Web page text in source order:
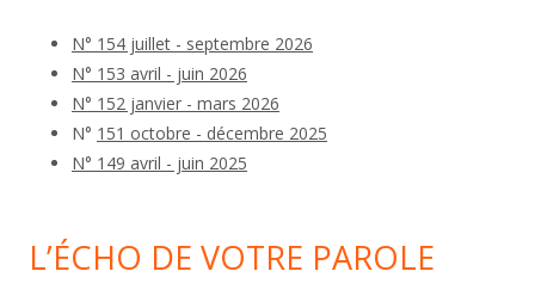
N° 154 juillet - septembre 2026
N° 153 avril - juin 2026
N° 152 janvier - mars 2026
N° 151 octobre - décembre 2025
N° 149 avril - juin 2025
L’ÉCHO DE VOTRE PAROLE